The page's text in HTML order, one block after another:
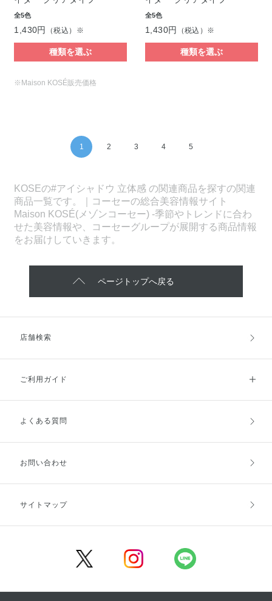
全5色
1,430円 （税込）※
種類を選ぶ
全5色
1,430円 （税込）※
種類を選ぶ
※Maison KOSÉ販売価格
1 2 3 4 5
KOSEの#アイシャドウ 立体感 の関連商品を探すの関連
商品一覧です。｜コーセーの総合美容情報サイト
Maison KOSÉ(メゾンコーセー) -季節やトレンドに合わ
せた美容情報や、コーセーグループが展開する商品情報
をお届けしていきます。
ページトップへ戻る
店舗検索
ご利用ガイド
ご利用ガイドトップ
お支払方法
キャンセル・返品・交換
よくある質問
お問い合わせ
サイトマップ